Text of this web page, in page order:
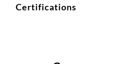
Certifications